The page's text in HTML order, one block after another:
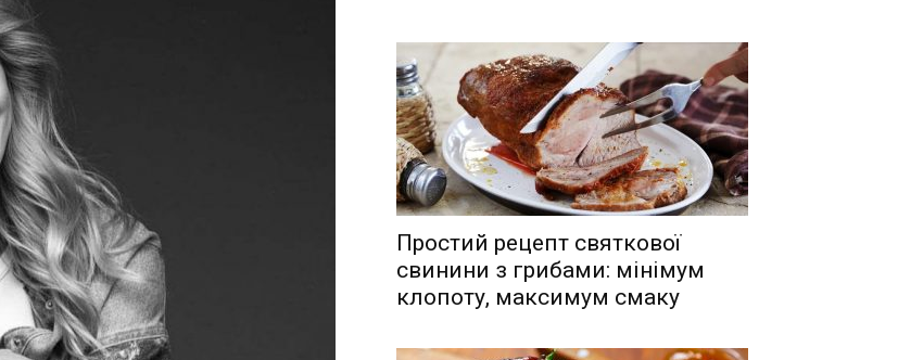
Простий рецепт святкової
свинини з грибами: мінімум
клопоту, максимум смаку